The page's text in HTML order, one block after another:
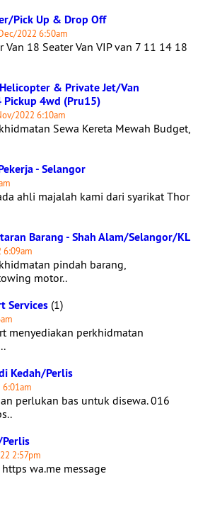
Pick Up & Drop Off
2022 6:50am
Van 18 Seater Van VIP van 7 11 14 18
& Private Jet/Van
4wd (Pru15)
2022 6:10am
Sewa Kereta Mewah Budget,
- Selangor
ahli majalah kami dari syarikat Thor
Barang - Shah Alam/Selangor/KL
6:09am
pindah barang,
motor..
Services (1)
menyediakan perkhidmatan
Kedah/Perlis
6:01am
perlukan bas untuk disewa. 016
Perlis
2:57pm
wa.me message